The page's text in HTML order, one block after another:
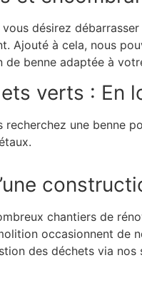
désirez
à cela, nous
de benne adaptée à
verts : En
une benne
chantiers de
occasionnent de
des déchets via